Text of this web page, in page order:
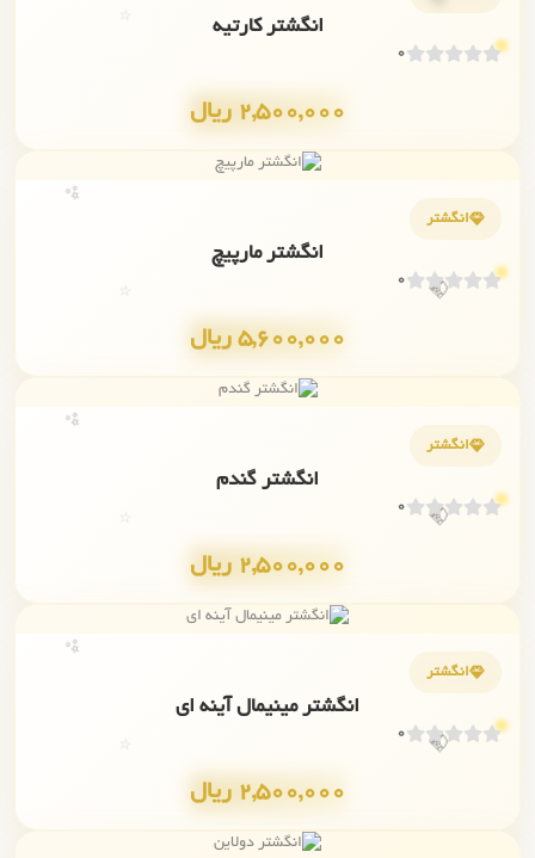
انگشتر کارتیه
0
2,500,000 ریال
انگشتر
انگشتر مارپیچ
0
5,600,000 ریال
💎
انگشتر
انگشتر گندم
0
2,500,000 ریال
💎
انگشتر
انگشتر مینیمال آینه ای
0
2,500,000 ریال
💎